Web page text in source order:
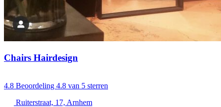
Chairs Hairdesign
4.8 Beoordeling 4.8 van 5 sterren
Ruiterstraat, 17, Arnhem